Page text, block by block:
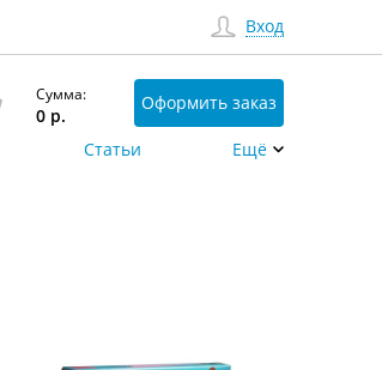
Вход
Сумма:
0 р.
Оформить заказ
Статьи Ещё